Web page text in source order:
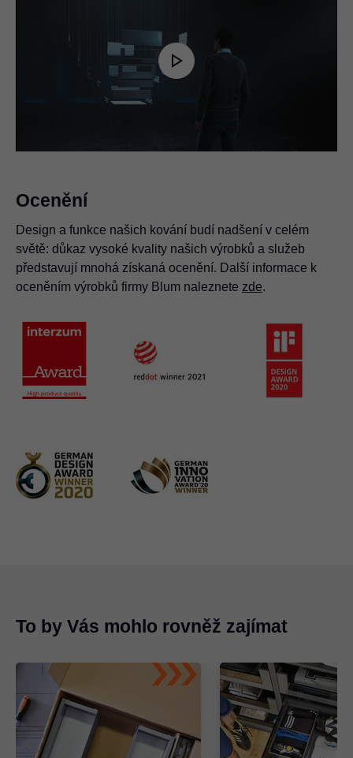
Play
Ocenění
Design a funkce našich kování budí nadšení v celém
světě: důkaz vysoké kvality našich výrobků a služeb
představují mnohá získaná ocenění. Další informace k
oceněním výrobků firmy Blum naleznete zde.
To by Vás mohlo rovněž zajímat